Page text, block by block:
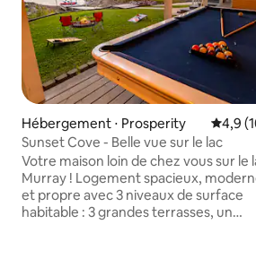
Hébergement ⋅ Prosperity
4,9
Sunset Cove - Belle vue sur le lac
Votre maison loin de chez vous sur le
Murray ! Logement spacieux,
et propre avec 3 niveaux de surface
habitable : 3 grandes terrasses, un